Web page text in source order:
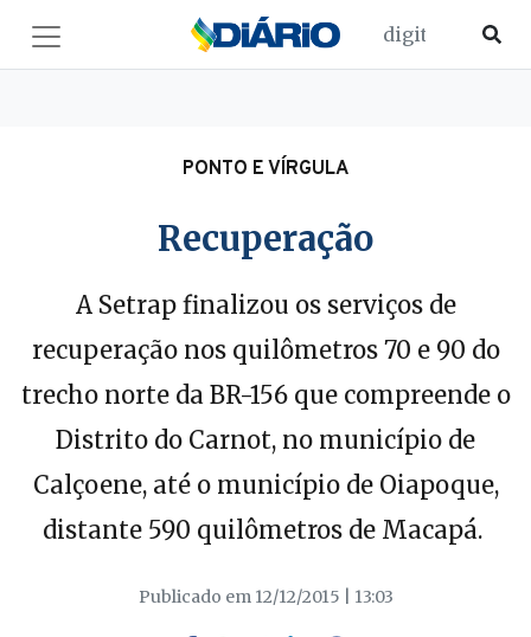
PONTO E VÍRGULA
Recuperação
A Setrap finalizou os serviços de
recuperação nos quilômetros 70 e 90 do
trecho norte da BR-156 que compreende o
Distrito do Carnot, no município de
Calçoene, até o município de Oiapoque,
distante 590 quilômetros de Macapá.
Publicado em 12/12/2015 | 13:03